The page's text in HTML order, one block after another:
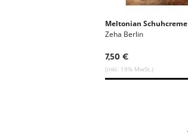
Meltonian Schuhcreme
Zeha Berlin
7,50 €
(inkl. 19% MwSt.)